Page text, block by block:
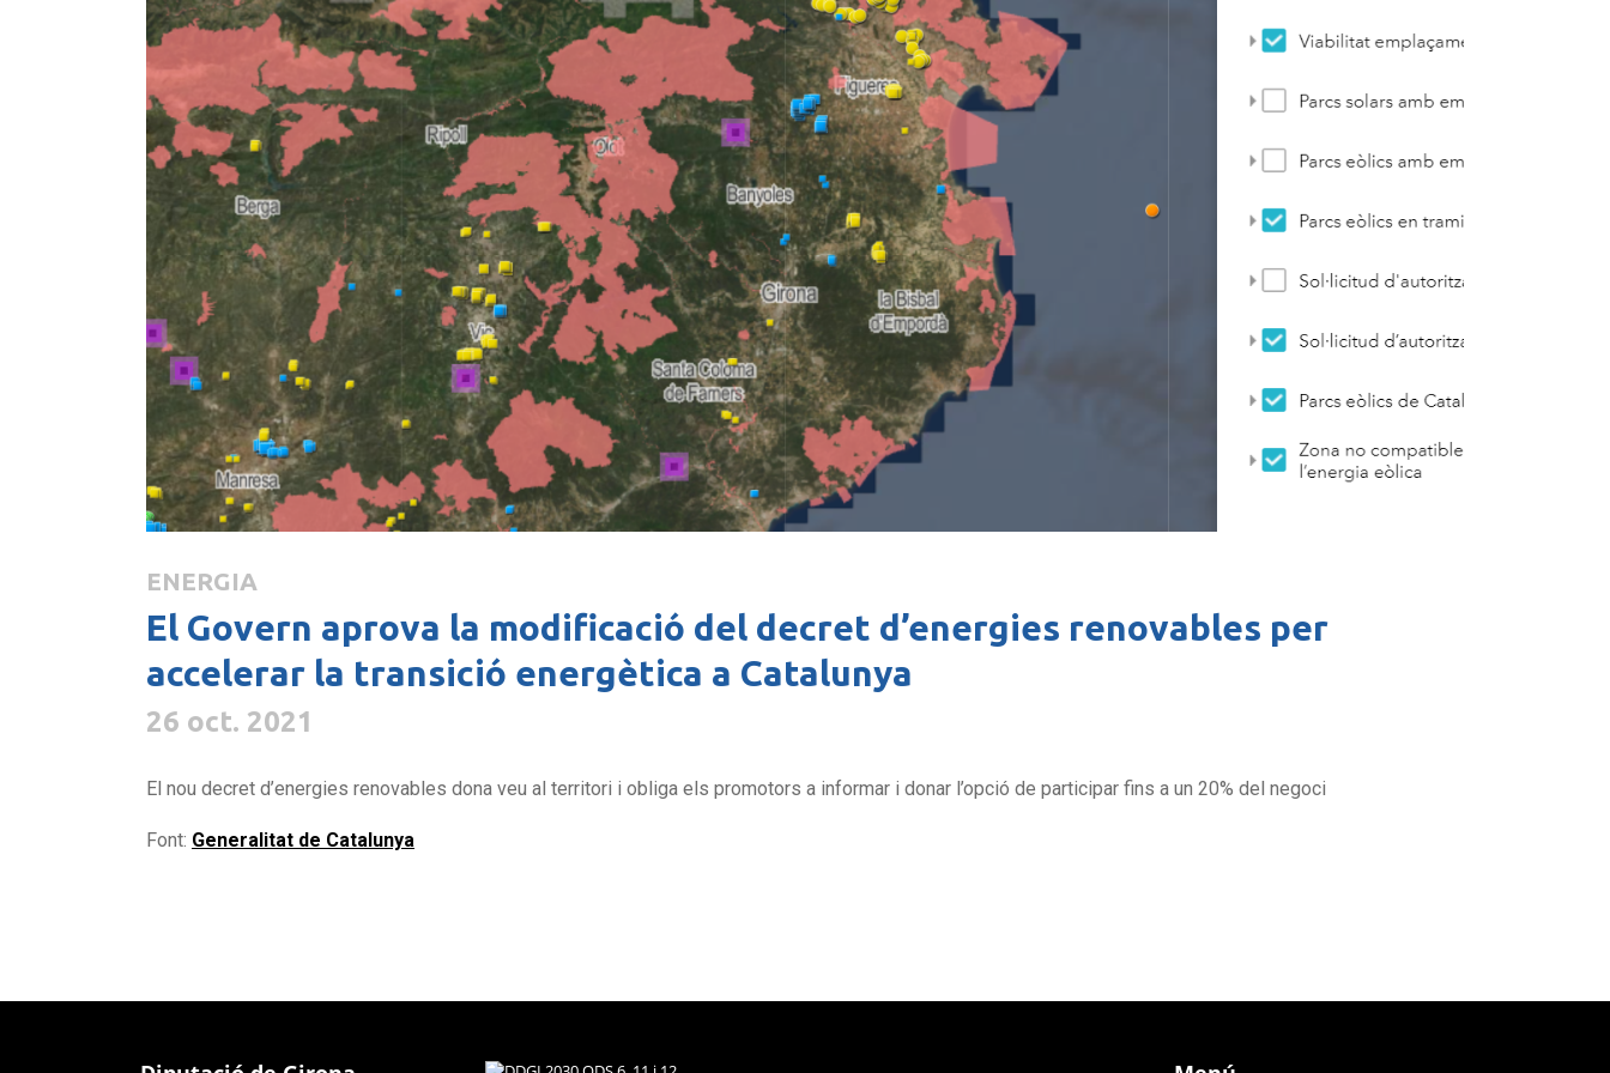
ENERGIA
El Govern aprova la modificació del decret d’energies renovables per
accelerar la transició energètica a Catalunya
26 oct. 2021
El nou decret d’energies renovables dona veu al territori i obliga els promotors a informar i donar l’opció de participar fins a un 20% del negoci
Font: Generalitat de Catalunya